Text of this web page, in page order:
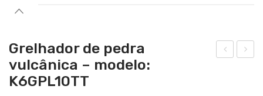
Catering
Grelhador de pedra
vulcânica – modelo:
K6GPL10TT